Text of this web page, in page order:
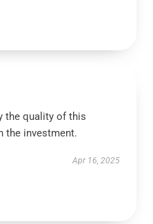
the quality of this
the investment.
Apr 16, 2025